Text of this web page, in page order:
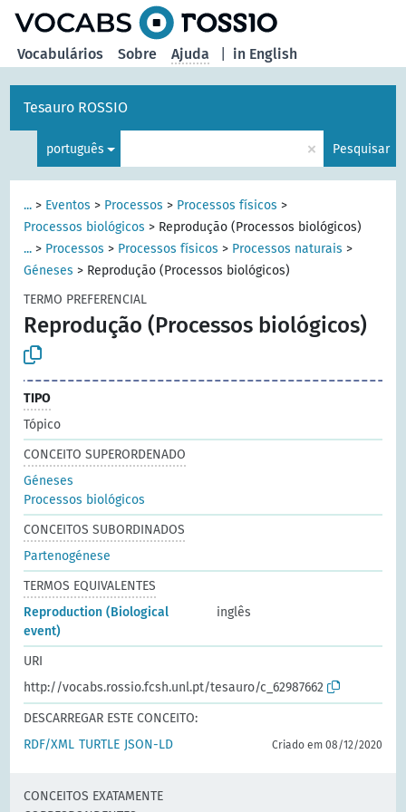
in English
Vocabulários Sobre Ajuda
Tesauro ROSSIO
português × Pesquisar
... > Eventos > Processos > Processos físicos >
Processos biológicos > Reprodução (Processos biológicos)
... > Processos > Processos físicos > Processos naturais >
Géneses > Reprodução (Processos biológicos)
TERMO PREFERENCIAL
Reprodução (Processos biológicos)
TIPO
Tópico
CONCEITO SUPERORDENADO
Géneses
Processos biológicos
CONCEITOS SUBORDINADOS
Partenogénese
TERMOS EQUIVALENTES
Reproduction (Biological
event)
inglês
URI
http://vocabs.rossio.fcsh.unl.pt/tesauro/c_62987662
DESCARREGAR ESTE CONCEITO:
RDF/XML TURTLE JSON-LD Criado em 08/12/2020
CONCEITOS EXATAMENTE